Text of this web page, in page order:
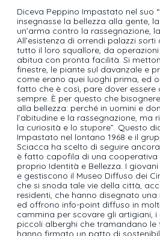
Diceva Peppino Impastato nel suo
insegnasse la bellezza alla gente,
un’arma contro la rassegnazione,
All’esistenza di orrendi palazzi sorti
tutto il loro squallore, da
abitua con pronta facilità. Si
finestre, le piante sul davanzale e
come erano quei luoghi prima, ed
fatto che è così, pare dover essere
sempre. È per questo che
alla bellezza: perché in uomini e
l’abitudine e la rassegnazione, ma
la curiosità e lo stupore”. Questo
Impastato nel lontano 1968 e il
Sciacca ha scelto di seguire
è fatto capofila di una
proprio Identità e Bellezza. I
e gestiscono il Museo Diffuso dei
che si snoda tale vie della città,
residenti, che hanno disegnato
ed offrono info-point diffuso in
cammina per scovare gli artigiani,
piccoli alberghi che tramandano le
hanno firmato un patto di